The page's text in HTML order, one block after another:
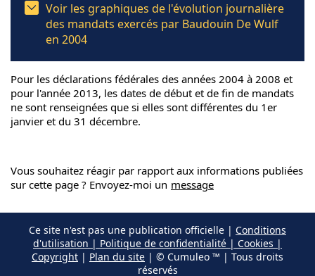
Voir les graphiques de l'évolution journalière
des mandats exercés par Baudouin De Wulf
en 2004
Pour les déclarations fédérales des années 2004 à 2008 et
pour l'année 2013, les dates de début et de fin de mandats
ne sont renseignées que si elles sont différentes du 1er
janvier et du 31 décembre.
Vous souhaitez réagir par rapport aux informations publiées
sur cette page ? Envoyez-moi un message
Ce site n'est pas une publication officielle | Conditions
d'utilisation | Politique de confidentialité | Cookies |
Copyright | Plan du site | © Cumuleo ™ | Tous droits
réservés